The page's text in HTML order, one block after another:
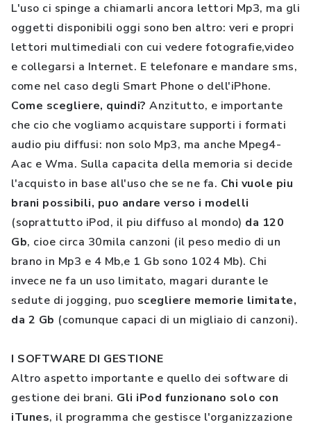
L'uso ci spinge a chiamarli ancora lettori Mp3, ma gli
oggetti disponibili oggi sono ben altro: veri e propri
lettori multimediali con cui vedere fotografie,video
e collegarsi a Internet. E telefonare e mandare sms,
come nel caso degli Smart Phone o dell'iPhone.
Come scegliere, quindi? Anzitutto, e importante
che cio che vogliamo acquistare supporti i formati
audio piu diffusi: non solo Mp3, ma anche Mpeg4-
Aac e Wma. Sulla capacita della memoria si decide
l'acquisto in base all'uso che se ne fa. Chi vuole piu
brani possibili, puo andare verso i modelli
(soprattutto iPod, il piu diffuso al mondo) da 120
Gb, cioe circa 30mila canzoni (il peso medio di un
brano in Mp3 e 4 Mb,e 1 Gb sono 1024 Mb). Chi
invece ne fa un uso limitato, magari durante le
sedute di jogging, puo scegliere memorie limitate,
da 2 Gb (comunque capaci di un migliaio di canzoni).
I SOFTWARE DI GESTIONE
Altro aspetto importante e quello dei software di
gestione dei brani. Gli iPod funzionano solo con
iTunes, il programma che gestisce l'organizzazione